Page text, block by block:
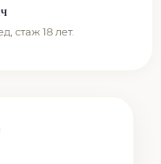
стаж 18 лет.